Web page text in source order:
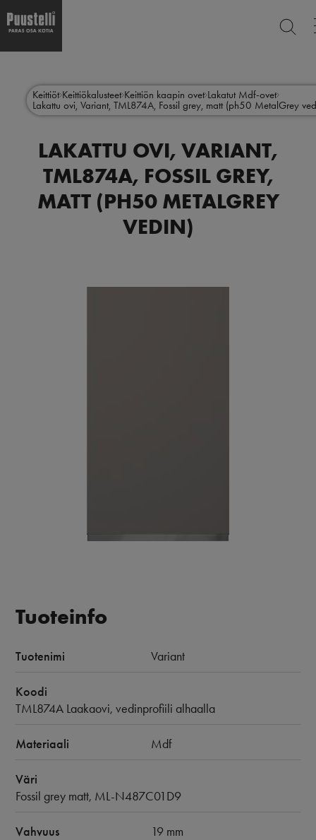
menu
Keittiöt Keittiökalusteet Keittiön kaapin ovet Lakatut Mdf-ovet
Lakattu ovi, Variant, TML874A, Fossil grey, matt (ph50 MetalGrey
LAKATTU OVI, VARIANT,
TML874A, FOSSIL GREY,
MATT (PH50 METALGREY
VEDIN)
Tuoteinfo
Tuotenimi Variant
Koodi
TML874A Laakaovi, vedinprofiili alhaalla
Materiaali Mdf
Väri
Fossil grey matt, ML-N487C01D9
Vahvuus 19 mm